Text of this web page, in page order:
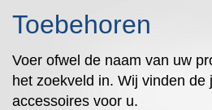
Toebehoren
Voer ofwel de naam van uw
het zoekveld in. Wij vinden de
accessoires voor u.